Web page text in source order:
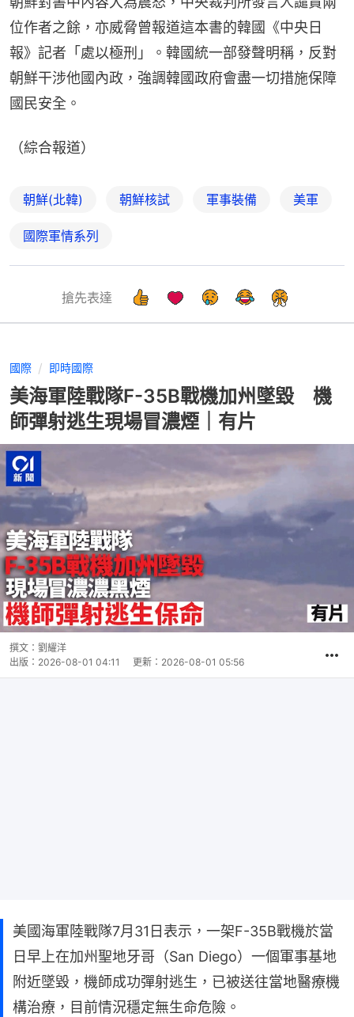
位作者之餘，亦威脅曾報道這本書的韓國《中央日
報》記者「處以極刑」。韓國統一部發聲明稱，反對
朝鮮干涉他國內政，強調韓國政府會盡一切措施保障
國民安全。
（綜合報道）
朝鮮(北韓) 朝鮮核試 軍事裝備 美軍
國際軍情系列
搶先表達
國際 即時國際
美海軍陸戰隊F-35B戰機加州墜毀 機
師彈射逃生現場冒濃煙｜有片
撰文： 劉耀洋
出版： 2026-08-01 04:11 更新： 2026-08-01 05:56
美國海軍陸戰隊7月31日表示，一架F-35B戰機於當
日早上在加州聖地牙哥（San Diego）一個軍事基地
附近墜毀，機師成功彈射逃生，已被送往當地醫療機
構治療，目前情況穩定無生命危險。